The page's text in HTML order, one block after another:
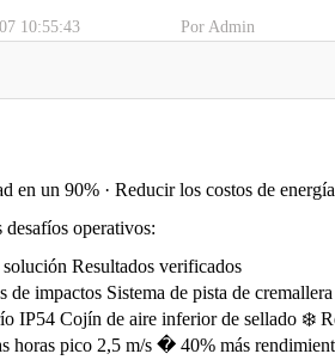
10:55:43 Por Admin
en un 90% · Reducir los costos de
operativos:
Resultados verificados
impactos Sistema de pista de
IP54 Cojín de aire inferior de sellado ❄️
horas pico 2,5 m/s � 40% más